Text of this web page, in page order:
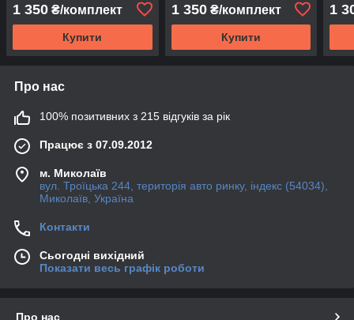
1 350 ₴/комплект
Купити
1 350₴/комплект
Купити
1
Про нас
100% позитивних з 215 відгуків за рік
Працює з 07.09.2012
м. Миколаїв
вул. Троїцька 244, територія авто ринку, індекс (54034),
Миколаїв, Україна
Контакти
Сьогодні вихідний
Показати весь графік роботи
Про нас